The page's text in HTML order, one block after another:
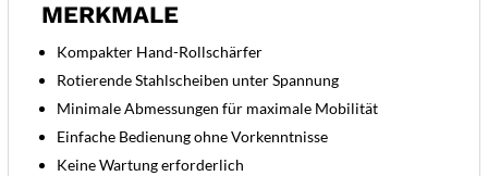
MERKMALE
Kompakter Hand-Rollschärfer
Rotierende Stahlscheiben unter Spannung
Minimale Abmessungen für maximale Mobilität
Einfache Bedienung ohne Vorkenntnisse
Keine Wartung erforderlich